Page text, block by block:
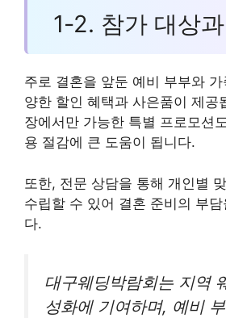
1-2. 참가 대상
주로 결혼을 앞둔 예비 부부와
양한 할인 혜택과 사은품이 제공
장에서만 가능한 특별 프로모션
용 절감에 큰 도움이 됩니다.
또한, 전문 상담을 통해 개인별
수립할 수 있어 결혼 준비의 부
다.
대구웨딩박람회는 지역
성화에 기여하며, 예비